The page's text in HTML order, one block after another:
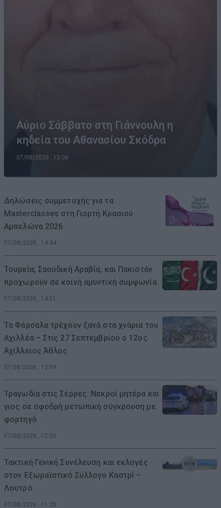
Αύριο Σάββατο στη Γιάννουλη η
κηδεία του Αθανασίου Σκόδρα
07/08/2026 , 15:06
Δηλώσεις συμμετοχής για τα
Masterclasses στη Γιορτή Κρασιού
Αμπελώνα 2026
07/08/2026 , 14:44
Τουρκία, Σαουδική Αραβία, και Πακιστάν
προχωρούν σε κοινή αμυντική συμφωνία
07/08/2026 , 14:01
Τα Φάρσαλα τρέχουν ξανά στα χνάρια του
Αχιλλέα – Στις 27 Σεπτεμβρίου ο 12ος
Αχίλλειος Άθλος
07/08/2026 , 12:09
Τραγωδία στις Σέρρες: Νεκροί μητέρα και
γιος σε σφοδρή μετωπική σύγκρουση με
φορτηγό
07/08/2026 , 12:05
Τακτική Γενική Συνέλευση και εκλογές
στον Εξωραϊστικό Σύλλογο Καστρί –
Λουτρό
07/08/2026 , 11:28